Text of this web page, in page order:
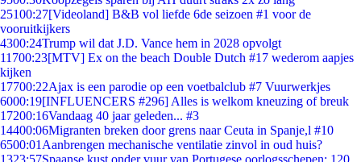
25100:27[Videoland] B&B vol liefde 6de seizoen #1 voor de
vooruitkijkers
4300:24Trump wil dat J.D. Vance hem in 2028 opvolgt
11700:23[MTV] Ex on the beach Double Dutch #17 wederom aapjes
kijken
17700:22Ajax is een parodie op een voetbalclub #7 Vuurwerkjes
6000:19[INFLUENCERS #296] Alles is welkom kneuzing of breuk
17200:16Vandaag 40 jaar geleden... #3
14400:06Migranten breken door grens naar Ceuta in Spanje,l #10
6500:01 Aanbrengen mechanische ventilatie zinvol in oud huis?
1323:57Spaanse kust onder vuur van Portugese oorlogsschepen: 120